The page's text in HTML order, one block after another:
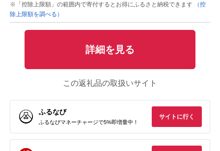
※「控除上限額」の範囲内で寄付するとお得にふるさと納税できます
（控
除上限額を調べる）
詳細を見る
この返礼品の取扱いサイト
ふるなび
ふるなびマネーチャージで5%即増量中！
サイトに行く